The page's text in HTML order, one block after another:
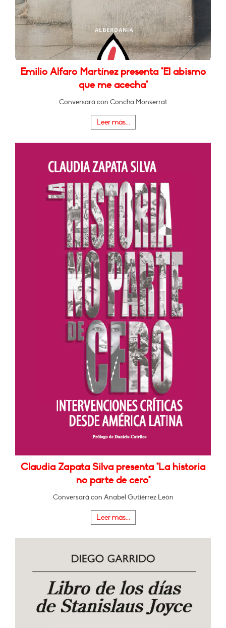
Emilio Alfaro Martínez presenta "El abismo
que me acecha"
Conversará con Concha Monserrat
Leer más...
Claudia Zapata Silva presenta "La historia
no parte de cero"
Conversará con Anabel Gutiérrez León
Leer más...